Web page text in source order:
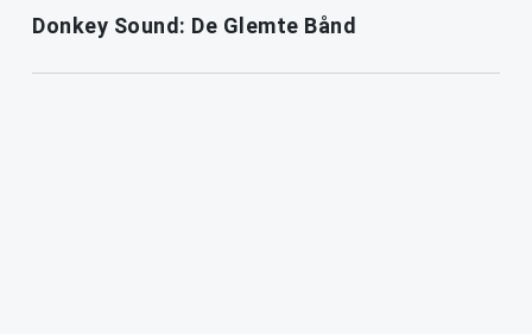
Donkey Sound: De Glemte Bånd